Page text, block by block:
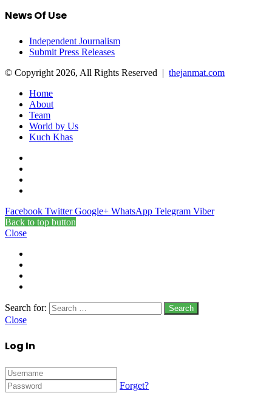
News Of Use
Independent Journalism
Submit Press Releases
© Copyright 2026, All Rights Reserved | thejanmat.com
Home
About
Team
World by Us
Kuch Khas
Facebook Twitter Google+ WhatsApp Telegram Viber
Back to top button
Close
Search for:
Close
Log In
Forget?